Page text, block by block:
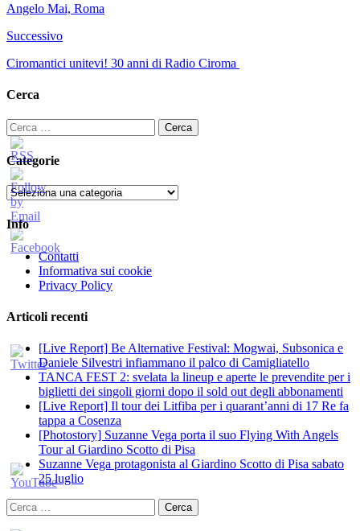
Angelo Mai, Roma
Successivo
Ciromantici unitevi! 30 anni di Radio Ciroma
Cerca
Ricerca
per:
Categorie
Categorie
Info
Contatti
Informativa sui cookie
Privacy Policy
Articoli recenti
[Live Report] Be Alternative Festival: Mogwai, Subsonica e
Daniele Silvestri infiammano il palco di Camigliatello
TANCA FEST 2: svelata la lineup e aperte le prevendite per i
biglietti dei singoli giorni dopo il sold out degli abbonamenti
[Live Report] Il tour dei Litfiba per i quarant’anni di 17 Re fa
tappa a Cosenza
[Photostory] Suzanne Vega porta il suo Flying With Angels
Tour al Giardino Scotto di Pisa
Suzanne Vega protagonista al Giardino Scotto di Pisa sabato
25 luglio
Ricerca
per: